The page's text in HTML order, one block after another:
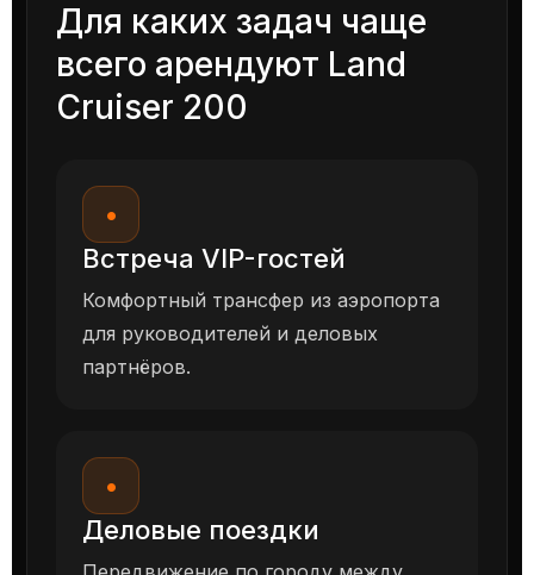
Для каких задач чаще
всего арендуют Land
Cruiser 200
•
Встреча VIP-гостей
Комфортный трансфер из аэропорта
для руководителей и деловых
партнёров.
•
Деловые поездки